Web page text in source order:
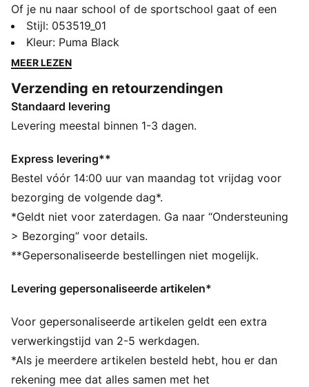
Of je nu naar school of de sportschool gaat of een
dagje boodschappen moet doen, de PUMA shakerfles
is de perfecte metgezel. Gebruik het met de metalen
bal voor het mengen van eiwitten of andere poeders,
voorkomt morsen, maar is breed genoeg om snel je
dorst te lessen.
DETAILS
Pop-up dop
Shaker met interne metalen kogel
Geribbeld gedeelte aan beide kanten
9,5 x 22 x 9,5 cm (0,6 l)
Stijl: 053519_01
Kleur: Puma Black
MEER LEZEN
Verzending en retourzendingen
Standaard levering
Levering meestal binnen 1-3 dagen.
Express levering**
Bestel vóór 14:00 uur van maandag tot vrijdag voor
bezorging de volgende dag*.
*Geldt niet voor zaterdagen. Ga naar “Ondersteuning
> Bezorging” voor details.
**Gepersonaliseerde bestellingen niet mogelijk.
Levering gepersonaliseerde artikelen*
Voor gepersonaliseerde artikelen geldt een extra
verwerkingstijd van 2-5 werkdagen.
*Als je meerdere artikelen besteld hebt, hou er dan
rekening mee dat alles samen met het